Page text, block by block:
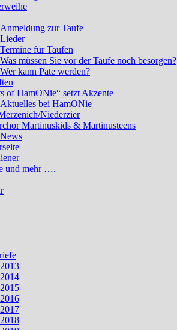
Anmeldung zur Taufe
Lieder
Termine für Taufen
Was müssen Sie vor der Taufe noch besorgen?
Wer kann Pate werden?
of HamONie“ setzt Akzente
Aktuelles bei HamONie
Niederzier
Martinuskids & Martinusteens
News
und mehr ….
2013
2014
2015
2016
2017
2018